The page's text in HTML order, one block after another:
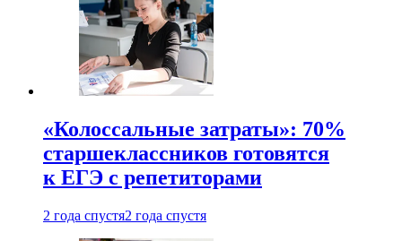
«Колоссальные затраты»: 70%
старшеклассников готовятся
к ЕГЭ с репетиторами
2 года спустя2 года спустя